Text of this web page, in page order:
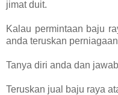
jimat duit.
Kalau permintaan baju
anda teruskan
Tanya diri anda dan
Teruskan jual baju raya